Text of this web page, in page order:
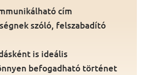
cím
szóló, felszabadító
is ideális
befogadható történet